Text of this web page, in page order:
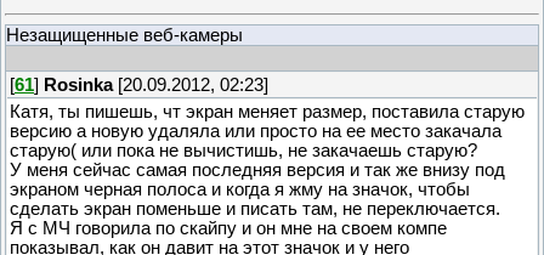
Незащищенные веб-камеры
[61] Rosinka[20.09.2012, 02:23]
Катя, ты пишешь, чт экран меняет размер, поставила старую
версию а новую удаляла или просто на ее место закачала
старую( или пока не вычистишь, не закачаешь старую?
У меня сейчас самая последняя версия и так же внизу под
экраном черная полоса и когда я жму на значок, чтобы
сделать экран поменьше и писать там, не переключается.
Я с МЧ говорила по скайпу и он мне на своем компе
показывал, как он давит на этот значок и у него